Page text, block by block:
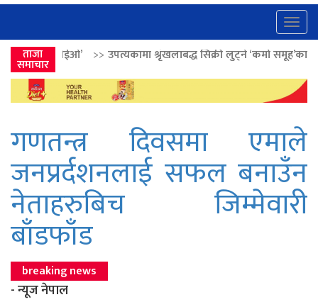
ताजा
समाचार
उपत्यकामा श्रृंखलाबद्ध सिक्री लुट्ने ‘कर्मा समूह’का नाइकेसहित पाँच पक्राउ
गणतन्त्र दिवसमा एमाले
जनप्रर्दशनलाई सफल बनाउँन
नेताहरुबिच जिम्मेवारी
बाँडफाँड
breaking news
- न्यूज नेपाल